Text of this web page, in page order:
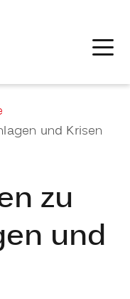
und Krisen
zu
und